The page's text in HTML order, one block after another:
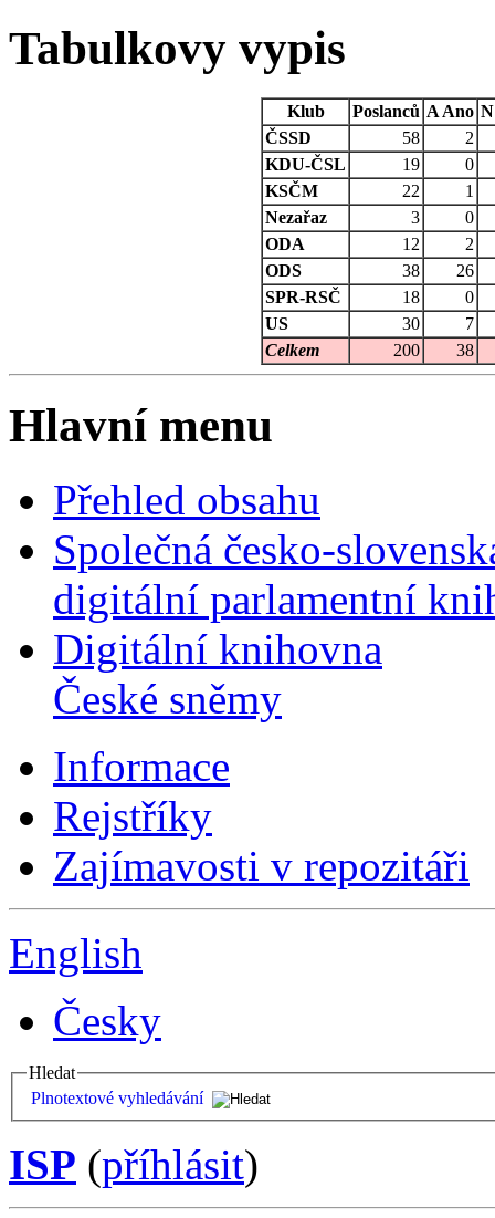
Tabulkovy vypis
Klub Poslanců A Ano N
ČSSD
58
2
KDU-ČSL
19
0
KSČM
22
1
Nezařaz
3
0
ODA
12
2
ODS
38
26
SPR-RSČ
18
0
US
30
7
Celkem
200 38
Hlavní menu
Přehled obsahu
Společná česko-
digitální parlamentní
Digitální knihovna
České sněmy
Informace
Rejstříky
Zajímavosti v repozitáři
English
Česky
Hledat
Plnotextové vyhledávání
ISP (příhlásit)